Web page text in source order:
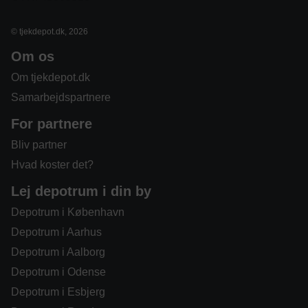
© tjekdepot.dk, 2026
Om os
Om tjekdepot.dk
Samarbejdspartnere
For partnere
Bliv partner
Hvad koster det?
Lej depotrum i din by
Depotrum i København
Depotrum i Aarhus
Depotrum i Aalborg
Depotrum i Odense
Depotrum i Esbjerg